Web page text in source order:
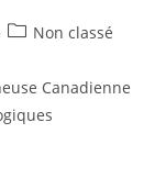
PostNon classé
Canadienne